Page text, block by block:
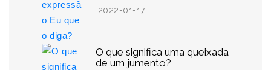
2022-01-17
O que significa uma queixada
de um jumento?